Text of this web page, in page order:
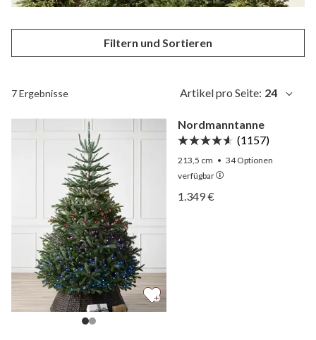
Filtern und Sortieren
7 Ergebnisse Artikel pro Seite: 24
Nordmanntanne
(1157)
213,5 cm • 34 Optionen
verfügbar
Ansicht Nordmanntanne —
Ansicht Nordmanntanne —
1.349 €